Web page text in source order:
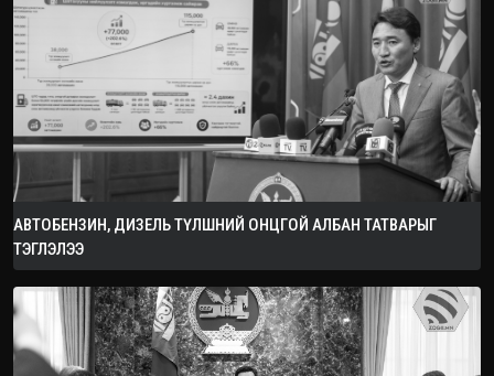
АВТОБЕНЗИН, ДИЗЕЛЬ ТҮЛШНИЙ ОНЦГОЙ АЛБАН ТАТВАРЫГ
ТЭГЛЭЛЭЭ